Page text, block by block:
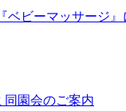
ベビーマッサージ
同園会のご案内